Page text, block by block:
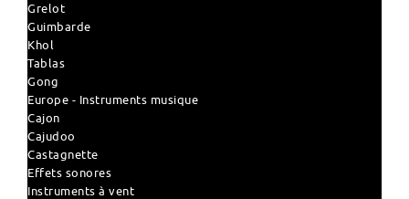
Grelot
Guimbarde
Khol
Tablas
Gong
Europe - Instruments musique
Cajon
Cajudoo
Castagnette
Effets sonores
Instruments à vent